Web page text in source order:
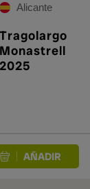
Alicante
Tragolargo
Monastrell
2025